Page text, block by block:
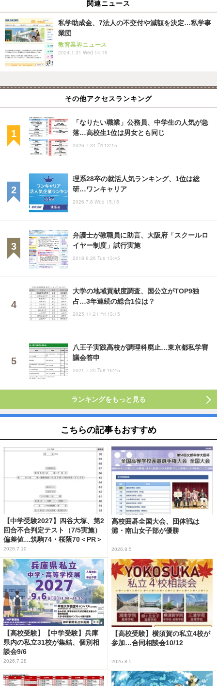
関連ニュース
私学助成金、7法人の不交付や減額を決定…私学事
業団
教育業界ニュース
2024.1.31 Wed 14:15
その他アクセスランキング
「なりたい職業」公務員、中学生の人気が急
落…高校生1位は男女とも同じ
2026.7.31 Fri 13:15
理系28卒の就活人気ランキング、1位は総
研…ワンキャリア
2026.7.8 Wed 15:15
弁護士が教職員に助言、大阪府「スクールロ
イヤー制度」試行実施
2018.6.26 Tue 13:45
大学の地域貢献度調査、国公立がTOP9独
占…3年連続の総合1位は？
2025.11.21 Fri 13:15
八王子実践高校が調理科廃止…東京都私学審
議会答申
2021.7.20 Tue 16:45
ランキングをもっと見る
こちらの記事もおすすめ
【中学受験2027】四谷大塚、第2
回合不合判定テスト（7/5実施）
偏差値…筑駒74・桜蔭70＜PR＞
2026.7.10
高校囲碁全国大会、団体戦は
灘・南山女子部が優勝
2026.8.5
【高校受験】【中学受験】兵庫
県内の私立31校が集結、個別相
談会9/6
2026.7.28
【高校受験】横須賀の私立4校が
参加…合同相談会10/12
2026.8.5